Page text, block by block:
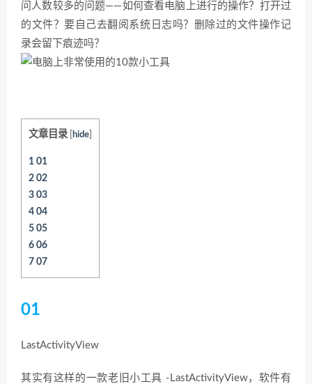
问人数较多的问题——如何查看电脑上进行的操作？打开过
的文件？要自己去翻阅系统日志吗？删除过的文件操作记
录会留下痕迹吗？
文章目录 hide
1 01
2 02
3 03
4 04
5 05
6 06
7 07
01
LastActivityView
其实有这样的一款老旧小工具 -LastActivityView，软件有